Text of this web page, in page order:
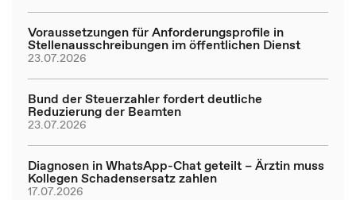
Voraussetzungen für Anforderungsprofile in
Stellenausschreibungen im öffentlichen Dienst
23.07.2026
Bund der Steuerzahler fordert deutliche
Reduzierung der Beamten
23.07.2026
Diagnosen in WhatsApp-Chat geteilt – Ärztin muss
Kollegen Schadensersatz zahlen
17.07.2026